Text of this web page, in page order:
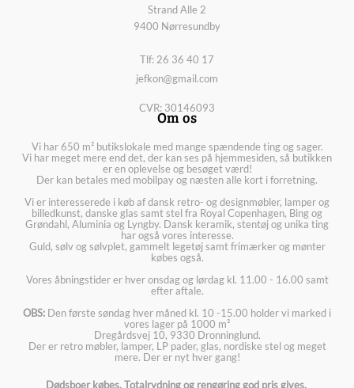
Strand Alle 2
9400 Nørresundby
Tlf: 26 36 40 17
jefkon@gmail.com
CVR: 30146093
Om os
Vi har 650 m² butikslokale med mange spændende ting og sager.
Vi har meget mere end det, der kan ses på hjemmesiden, så butikken
er en oplevelse og besøget værd!
Der kan betales med mobilpay og næsten alle kort i forretning.
Vi er interesserede i køb af dansk retro- og designmøbler, lamper og
billedkunst, danske glas samt stel fra Royal Copenhagen, Bing og
Grøndahl, Aluminia og Lyngby. Dansk keramik, stentøj og unika ting
har også vores interesse.
Guld, sølv og sølvplet, gammelt legetøj samt frimærker og mønter
købes også.
Vores åbningstider er hver onsdag og lørdag kl. 11.00 - 16.00 samt
efter aftale.
OBS: Den første søndag hver måned kl. 10 -15.00 holder vi marked i
vores lager på 1000 m²
Dregårdsvej 10, 9330 Dronninglund.
Der er retro møbler, lamper, LP pader, glas, nordiske stel og meget
mere. Der er nyt hver gang!
Dødsboer købes. Totalrydning og rengøring god pris gives.